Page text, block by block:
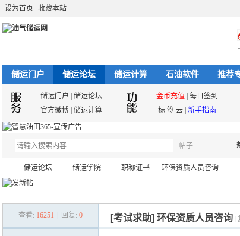
设为首页 收藏本站
储运门户 储运论坛 储运计算 石油软件 推荐
储运门户 储运论坛 金币充值 每日签到
官方微博 储运计算 标 签 云 新手指南
帖子
索
储运论坛
›
==储运学院== 职称证书
›
环保资质人员咨询
查看: 16251 回复: 0 [考试求助] 环保资质人员咨询 [